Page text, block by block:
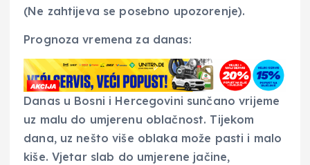
(Ne zahtijeva se posebno upozorenje).
Prognoza vremena za danas:
Danas u Bosni i Hercegovini sunčano vrijeme
uz malu do umjerenu oblačnost. Tijekom
dana, uz nešto više oblaka može pasti i malo
kiše. Vjetar slab do umjerene jačine,